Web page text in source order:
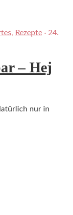
, Rezepte · 24.
– Hej
nur in